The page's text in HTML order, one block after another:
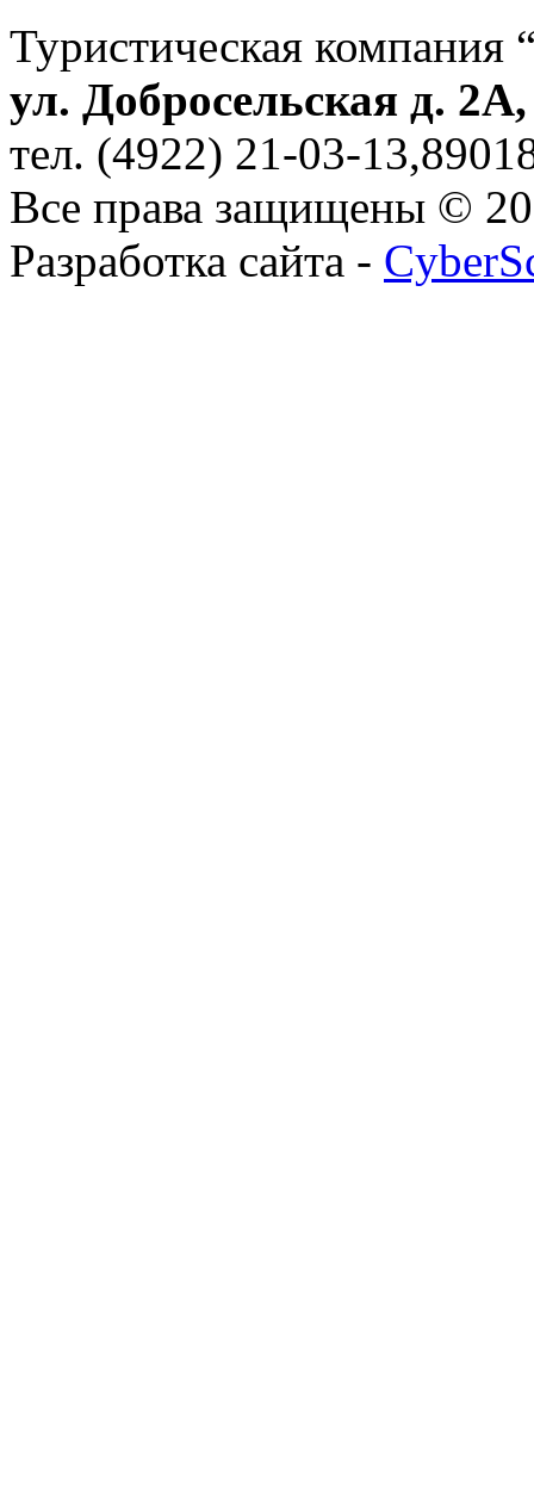
Туристическая компания
ул. Добросельская д.
тел. (4922) 21-03-
Все права защищены ©
Разработка сайта -